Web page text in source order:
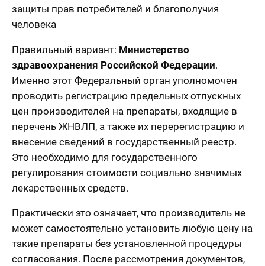
защиты прав потребителей и благополучия
человека
Правильный вариант: Министерство
здравоохранения Российской Федерации.
Именно этот Федеральный орган уполномочен
проводить регистрацию предельных отпускных
цен производителей на препараты, входящие в
перечень ЖНВЛП, а также их перерегистрацию и
внесение сведений в государственный реестр.
Это необходимо для государственного
регулирования стоимости социально значимых
лекарственных средств.
Практически это означает, что производитель не
может самостоятельно установить любую цену на
такие препараты без установленной процедуры
согласования. После рассмотрения документов,